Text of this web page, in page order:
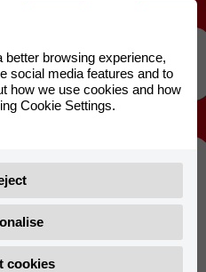
browsing experience,
social media features and to
how we use cookies and how
Cookie Settings.
cookies